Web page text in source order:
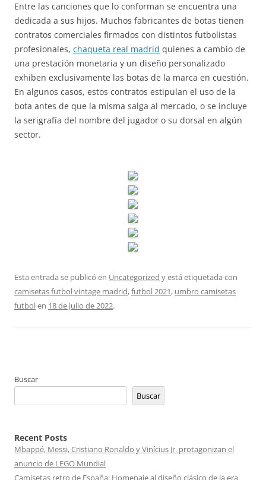
Entre las canciones que lo conforman se encuentra una
dedicada a sus hijos. Muchos fabricantes de botas tienen
contratos comerciales firmados con distintos futbolistas
profesionales, chaqueta real madrid quienes a cambio de
una prestación monetaria y un diseño personalizado
exhiben exclusivamente las botas de la marca en cuestión.
En algunos casos, estos contratos estipulan el uso de la
bota antes de que la misma salga al mercado, o se incluye
la serigrafía del nombre del jugador o su dorsal en algún
sector.
Esta entrada se publicó en Uncategorized y está etiquetada con
camisetas futbol vintage madrid,futbol 2021, umbro camisetas
futbolen 18 de julio de 2022.
Buscar
Buscar
Recent Posts
Mbappé, Messi, Cristiano Ronaldo y Vinícius Jr. protagonizan el
anuncio de LEGO Mundial
Camisetas retro de España: Homenaje al diseño clásico de la era